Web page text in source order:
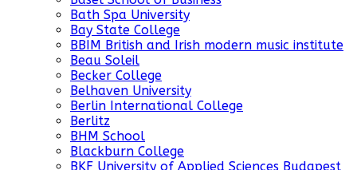
Bath Spa University
Bay State College
BBIM British and Irish modern music institute
Beau Soleil
Becker College
Belhaven University
Berlin International College
Berlitz
BHM School
Blackburn College
BKF University of Applied Sciences Budapest